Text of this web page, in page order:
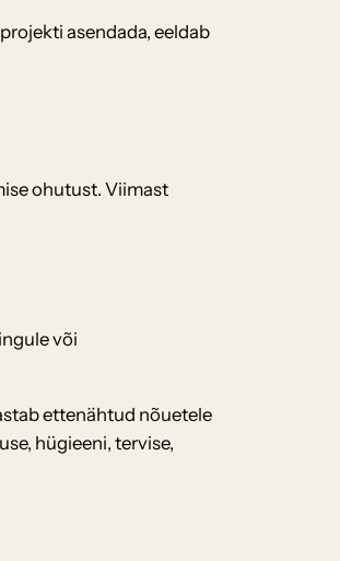
asendada, eeldab
ohutust. Viimast
või
ettenähtud nõuetele
hügieeni, tervise,